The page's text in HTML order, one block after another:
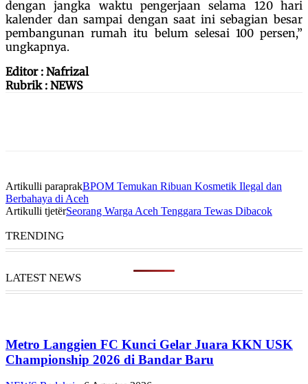
dengan jangka waktu pengerjaan selama 120 hari
kalender dan sampai dengan saat ini sebagian besar
pembangunan rumah itu belum selesai 100 persen,”
ungkapnya.
Editor : Nafrizal
Rubrik : NEWS
Artikulli paraprakBPOM Temukan Ribuan Kosmetik Ilegal dan
Berbahaya di Aceh
Artikulli tjetërSeorang Warga Aceh Tenggara Tewas Dibacok
TRENDING
LATEST NEWS
Metro Langgien FC Kunci Gelar Juara KKN USK
Championship 2026 di Bandar Baru